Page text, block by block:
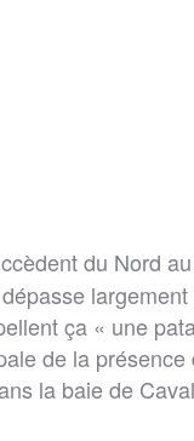
du Nord
ça « une
de la
la baie de